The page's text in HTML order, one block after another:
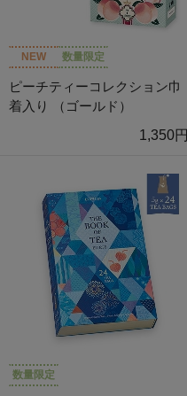
NEW 数量限定
ピーチティーコレクション巾
着入り （ゴールド）
1,350円
数量限定